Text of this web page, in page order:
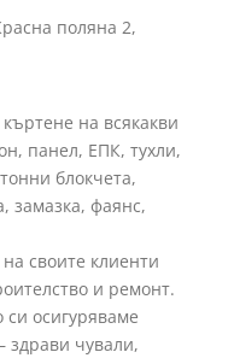
поляна 2,
на всякакви
панел, ЕПК, тухли,
блокчета,
замазка, фаянс,
своите клиенти
и ремонт.
си осигуряваме
здрави чували,